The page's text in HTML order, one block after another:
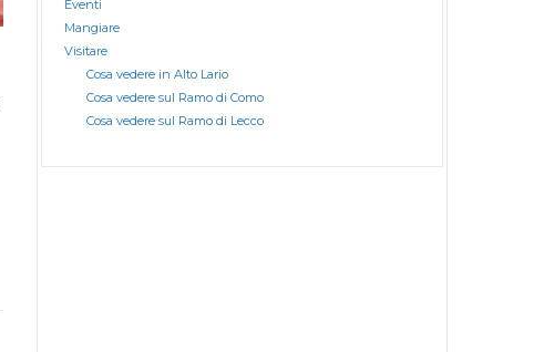
Eventi
Mangiare
Visitare
Cosa vedere in Alto Lario
Cosa vedere sul Ramo di Como
Cosa vedere sul Ramo di Lecco